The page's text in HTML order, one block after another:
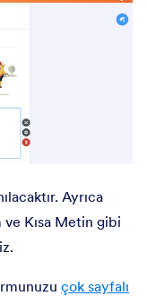
Ayrıca
Kısa Metin gibi
çok sayfalı